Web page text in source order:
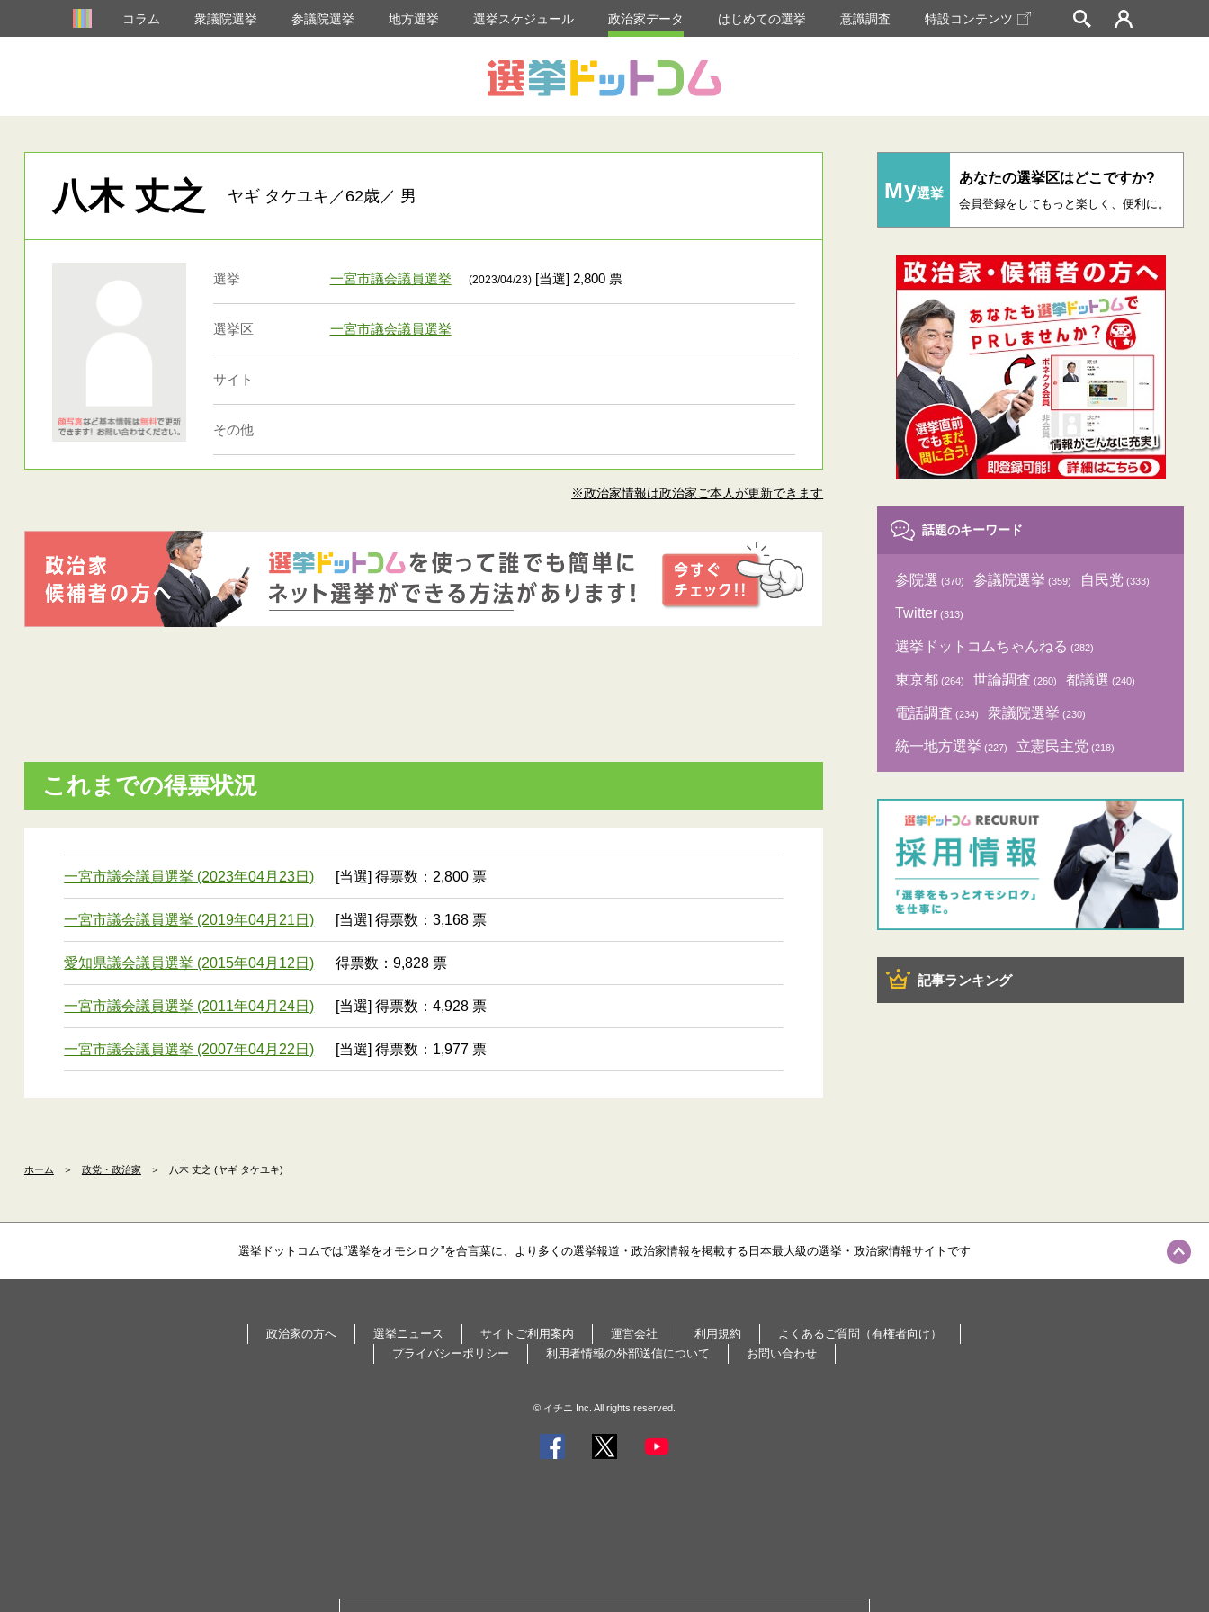
コラム 衆議院選挙 参議院選挙 地方選挙 選挙スケジュール 政治家データ はじめての選挙 意識調査 特設コンテンツ
八木 丈之 ヤギ タケユキ／62歳／ 男
選挙 一宮市議会議員選挙 (2023/04/23)[当選] 2,800 票
選挙区 一宮市議会議員選挙
サイト
その他
※政治家情報は政治家ご本人が更新できます
これまでの得票状況
一宮市議会議員選挙 (2023年04月23日) [当選] 得票数：2,800 票
一宮市議会議員選挙 (2019年04月21日) [当選] 得票数：3,168 票
愛知県議会議員選挙 (2015年04月12日) 得票数：9,828 票
一宮市議会議員選挙 (2011年04月24日) [当選] 得票数：4,928 票
一宮市議会議員選挙 (2007年04月22日) [当選] 得票数：1,977 票
My選挙
あなたの選挙区はどこですか?
会員登録をしてもっと楽しく、便利に。
話題のキーワード
参院選 (370) 参議院選挙 (359) 自民党 (333)
Twitter (313)
選挙ドットコムちゃんねる (282)
東京都 (264) 世論調査 (260) 都議選 (240)
電話調査 (234) 衆議院選挙 (230)
統一地方選挙 (227) 立憲民主党 (218)
記事ランキング
ホーム ＞ 政党・政治家 ＞ 八木 丈之 (ヤギ タケユキ)
選挙ドットコムでは”選挙をオモシロク”を合言葉に、より多くの選挙報道・政治家情報を掲載する日本最大級の選挙・政治家情報サイトです
政治家の方へ 選挙ニュース サイトご利用案内 運営会社 利用規約
よくあるご質問（有権者向け）
プライバシーポリシー
利用者情報の外部送信について お問い合わせ
© イチニ Inc. All rights reserved.